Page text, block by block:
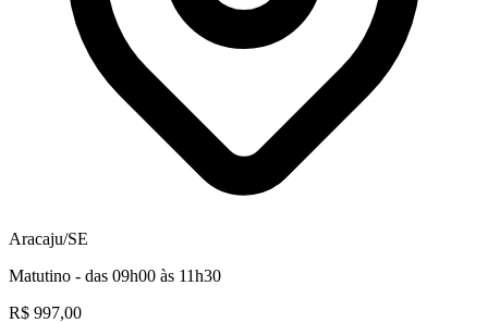
Aracaju/SE
Matutino - das 09h00 às 11h30
R$ 997,00